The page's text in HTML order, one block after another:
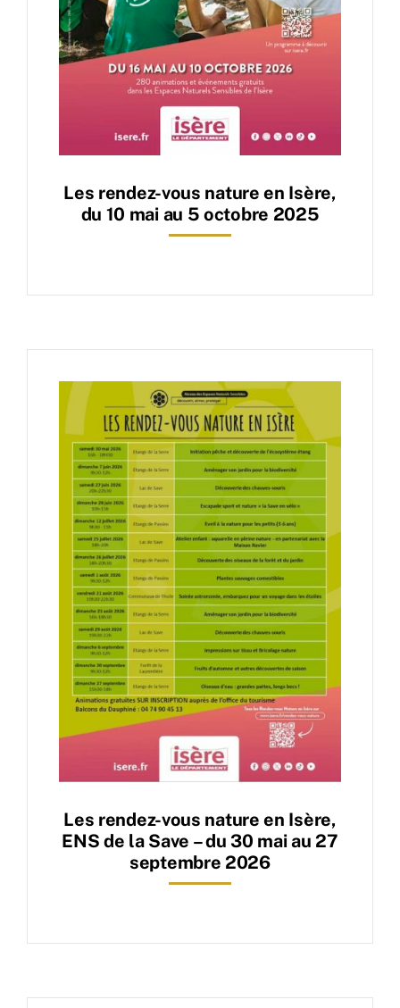
Les rendez-vous nature en Isère,
du 10 mai au 5 octobre 2025
Les rendez-vous nature en Isère,
ENS de la Save – du 30 mai au 27
septembre 2026